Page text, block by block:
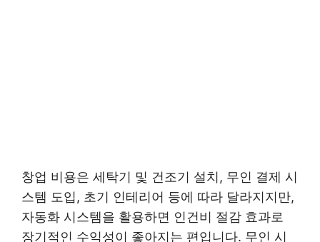
창업 비용은 세탁기 및 건조기 설치, 무인 결제 시
스템 도입, 초기 인테리어 등에 따라 달라지지만,
자동화 시스템을 활용하면 인건비 절감 효과로
장기적인 수익성이 좋아지는 편입니다. 무인 시